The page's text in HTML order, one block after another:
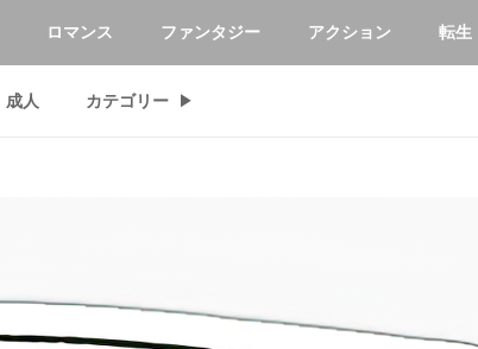
ロマンス ファンタジー アクション 転生
成人 カテゴリー